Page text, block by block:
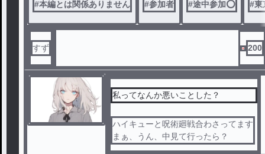
これらの戦いが今
#本編とは関係ありません #参加者 #途中参加️⭕️ #東
すず 200
私ってなんか悪いことした？
ハイキューと呪術廻戦合わさってます
まぁ、うん、中見て行ったら？